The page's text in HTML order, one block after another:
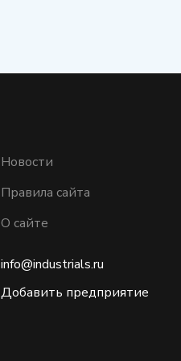
Новости
Правила сайта
О сайте
info@industrials.ru
Добавить предприятие